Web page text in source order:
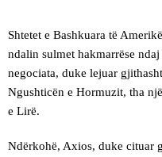
Shtetet e Bashkuara të
ndalin sulmet hakmarrëse
negociata, duke lejuar
Ngushticën e Hormuzit, tha
e Lirë.
Ndërkohë, Axios, duke cituar